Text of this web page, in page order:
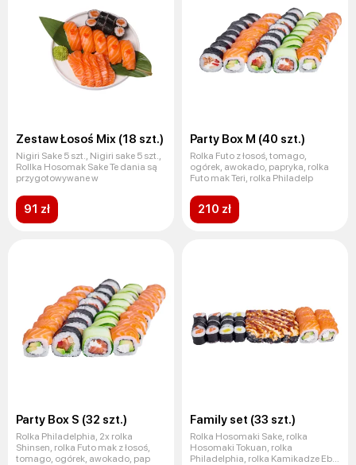
Zestaw Łosoś Mix (18 szt.)
Nigiri Sake 5 szt., Nigiri sake 5 szt.,
Rollka Hosomak Sake Te dania są
przygotowywane w
91 zł
Party Box M (40 szt.)
Rolka Futo z łosoś, tomago,
ogórek, awokado, papryka, rolka
Futo mak Teri, rolka Philadelp
210 zł
Party Box S (32 szt.)
Rolka Philadelphia, 2x rolka
Shinsen, rolka Futo mak z łosoś,
tomago, ogórek, awokado, pap
Family set (33 szt.)
Rolka Hosomaki Sake, rolka
Hosomaki Tokuan, rolka
Philadelphia, rolka Kamikadze Ebi